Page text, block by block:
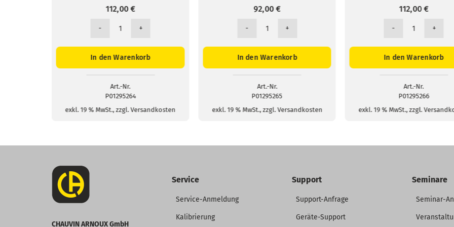
112,00€
Trommel
100m
Messleitung
-
Menge
In den Warenkorb
Art.-Nr.
P01295264
exkl. 19 % MwSt., zzgl. Versandkosten
92,00€
Trommel
50m
Messleitung
-
Menge
In den Warenkorb
Art.-Nr.
P01295265
exkl. 19 % MwSt., zzgl. Versandkosten
112,00€
Trommel
100m
Messleitung
-
Menge
In den Warenkorb
Art.-Nr.
P01295266
exkl. 19 % MwSt., zzgl.
CHAUVIN ARNOUX GmbH
Service
Service-Anmeldung
Kalibrierung
Support
Support-Anfrage
Geräte-Support
Seminare
Seminar-